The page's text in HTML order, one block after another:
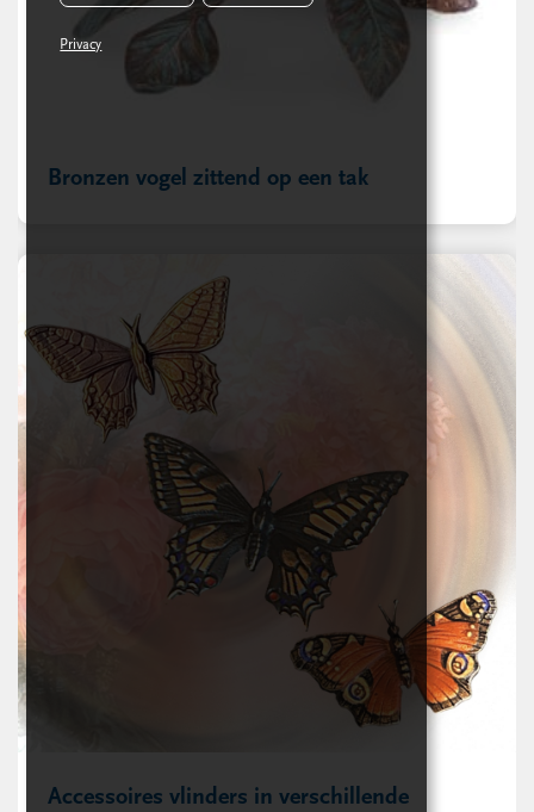
Bronzen vogel zittend op een tak
Accessoires vlinders in verschillende
Privacy